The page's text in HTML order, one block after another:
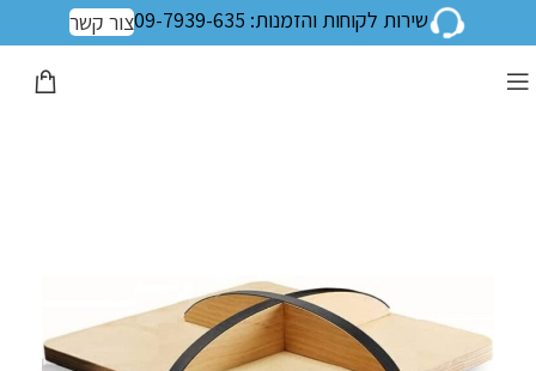
שירות לקוחות והזמנות: 09-7939-635 צור קשר